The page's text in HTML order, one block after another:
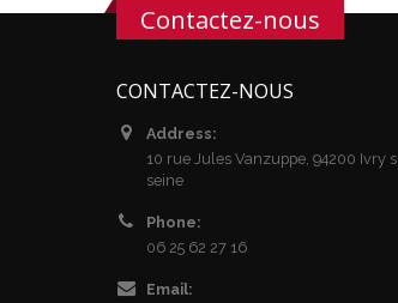
Contactez-nous
CONTACTEZ-NOUS
Address:
10 rue Jules Vanzuppe, 94200 Ivry
seine
Phone:
06 25 62 27 16
Email: